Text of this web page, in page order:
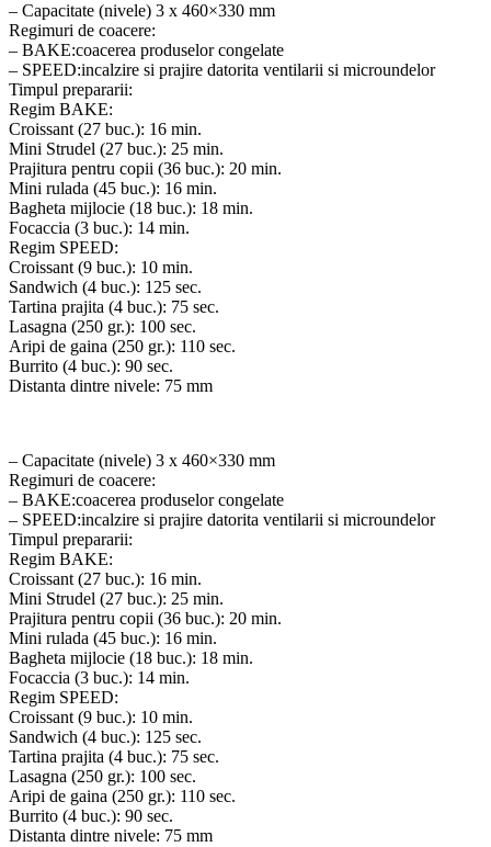
– Capacitate (nivele) 3 x 460×330 mm
Regimuri de coacere:
– BAKE:coacerea produselor congelate
– SPEED:incalzire si prajire datorita ventilarii si microundelor
Timpul prepararii:
Regim BAKE:
Croissant (27 buc.): 16 min.
Mini Strudel (27 buc.): 25 min.
Prajitura pentru copii (36 buc.): 20 min.
Mini rulada (45 buc.): 16 min.
Bagheta mijlocie (18 buc.): 18 min.
Focaccia (3 buc.): 14 min.
Regim SPEED:
Croissant (9 buc.): 10 min.
Sandwich (4 buc.): 125 sec.
Tartina prajita (4 buc.): 75 sec.
Lasagna (250 gr.): 100 sec.
Aripi de gaina (250 gr.): 110 sec.
Burrito (4 buc.): 90 sec.
Distanta dintre nivele: 75 mm
– Capacitate (nivele) 3 x 460×330 mm
Regimuri de coacere:
– BAKE:coacerea produselor congelate
– SPEED:incalzire si prajire datorita ventilarii si microundelor
Timpul prepararii:
Regim BAKE:
Croissant (27 buc.): 16 min.
Mini Strudel (27 buc.): 25 min.
Prajitura pentru copii (36 buc.): 20 min.
Mini rulada (45 buc.): 16 min.
Bagheta mijlocie (18 buc.): 18 min.
Focaccia (3 buc.): 14 min.
Regim SPEED:
Croissant (9 buc.): 10 min.
Sandwich (4 buc.): 125 sec.
Tartina prajita (4 buc.): 75 sec.
Lasagna (250 gr.): 100 sec.
Aripi de gaina (250 gr.): 110 sec.
Burrito (4 buc.): 90 sec.
Distanta dintre nivele: 75 mm